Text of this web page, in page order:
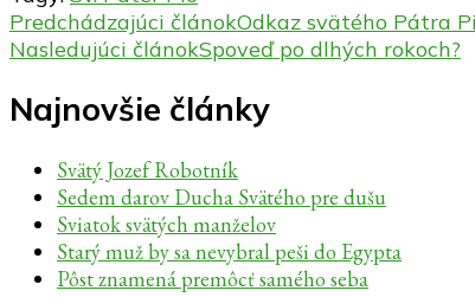
Navigácia
v
článku
Predchádzajúci článokOdkaz svätého Pátra
Nasledujúci článokSpoveď po dlhých rokoch?
Najnovšie články
Svätý Jozef Robotník
Sedem darov Ducha Svätého pre dušu
Sviatok svätých manželov
Starý muž by sa nevybral peši do Egypta
Pôst znamená premôcť samého seba